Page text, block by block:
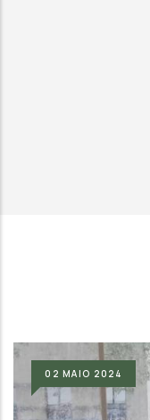
02 MAIO 2024